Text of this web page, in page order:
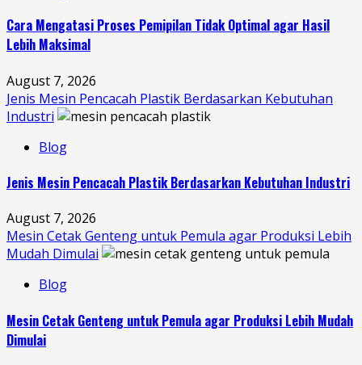
Cara Mengatasi Proses Pemipilan Tidak Optimal agar Hasil
Lebih Maksimal
August 7, 2026
Jenis Mesin Pencacah Plastik Berdasarkan Kebutuhan
Industri
Blog
Jenis Mesin Pencacah Plastik Berdasarkan Kebutuhan Industri
August 7, 2026
Mesin Cetak Genteng untuk Pemula agar Produksi Lebih
Mudah Dimulai
Blog
Mesin Cetak Genteng untuk Pemula agar Produksi Lebih Mudah
Dimulai